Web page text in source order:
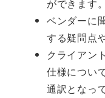
ができます。
ベンダーに
する疑問点
クライアン
仕様につい
通訳となっ